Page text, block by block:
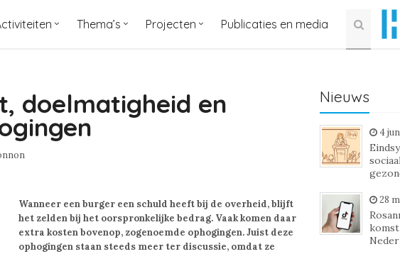
Thema’s Projecten Publicaties en media
doelmatigheid en
Wanneer een burger een schuld heeft bij de overheid, blijft
het zelden bij het oorspronkelijke bedrag. Vaak komen daar
extra kosten bovenop, zogenoemde ophogingen. Juist deze
ophogingen staan steeds meer ter discussie, omdat ze
Nieuws
4
28